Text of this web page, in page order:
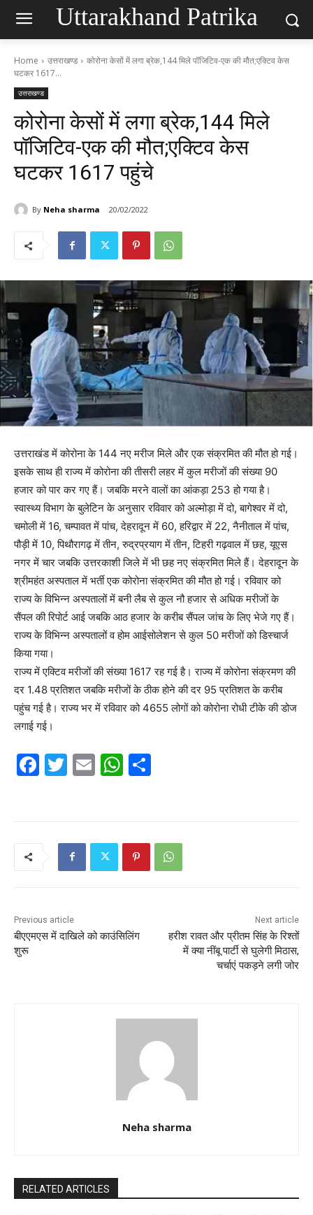
Uttarakhand Patrika
Home उत्तराखण्ड
कोरोना केसों में लगा ब्रेक,144 मिले पॉजिटिव-एक की मौत;एक्टिव केस
घटकर 1617...
उत्तराखण्ड
कोरोना केसों में लगा ब्रेक,144 मिले
पॉजिटिव-एक की मौत;एक्टिव केस
घटकर 1617 पहुंचे
By Neha sharma 20/02/2022
उत्तराखंड में कोरोना के 144 नए मरीज मिले और एक संक्रमित की मौत हो गई।
इसके साथ ही राज्य में कोरोना की तीसरी लहर में कुल मरीजों की संख्या 90
हजार को पार कर गए हैं। जबकि मरने वालों का आंकड़ा 253 हो गया है।
स्वास्थ्य विभाग के बुलेटिन के अनुसार रविवार को अल्मोड़ा में दो, बागेश्वर में दो,
चमोली में 16, चम्पावत में पांच, देहरादून में 60, हरिद्वार में 22, नैनीताल में पांच,
पौड़ी में 10, पिथौरागढ़ में तीन, रुद्रप्रयाग में तीन, टिहरी गढ़वाल में छह, यूएस
नगर में चार जबकि उत्तरकाशी जिले में भी छह नए संक्रमित मिले हैं। देहरादून के
श्रीमहंत अस्पताल में भर्ती एक कोरोना संक्रमित की मौत हो गई। रविवार को
राज्य के विभिन्न अस्पतालों में बनी लैब से कुल नौ हजार से अधिक मरीजों के
सैंपल की रिपोर्ट आई जबकि आठ हजार के करीब सैंपल जांच के लिए भेजे गए हैं।
राज्य के विभिन्न अस्पतालों व होम आईसोलेशन से कुल 50 मरीजों को डिस्चार्ज
किया गया।
राज्य में एक्टिव मरीजों की संख्या 1617 रह गई है। राज्य में कोरोना संक्रमण की
दर 1.48 प्रतिशत जबकि मरीजों के ठीक होने की दर 95 प्रतिशत के करीब
पहुंच गई है। राज्य भर में रविवार को 4655 लोगों को कोरोना रोधी टीके की डोज
लगाई गई।
F
k
T
E
W
A
p
Previous article
बीएएमएस में दाखिले को काउंसिलिंग
शुरू
Next article
हरीश रावत और प्रीतम सिंह के रिश्तों
में क्या नींबू पार्टी से घुलेगी मिठास,
चर्चाएं पकड़ने लगी जोर
Neha sharma
RELATED ARTICLES